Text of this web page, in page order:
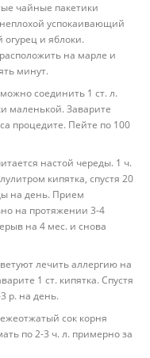
чайные пакетики
успокаивающий
и яблоки.
на марле и
минут.
соединить 1 ст. л.
маленькой. Заварите
процедите. Пейте по 100
настой череды. 1 ч.
кипятка, спустя 20
на день. Прием
на протяжении 3-4
на 4 мес. и снова
лечить аллергию на
1 ст. кипятка. Спустя
р. на день.
сок корня
по 2-3 ч. л. примерно за